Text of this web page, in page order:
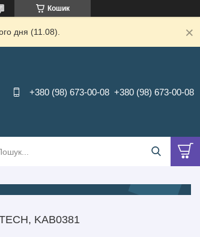
Кошик
дня (11.08).
+380 (98) 673-00-08 +380 (98) 673-00-08
KAB0381